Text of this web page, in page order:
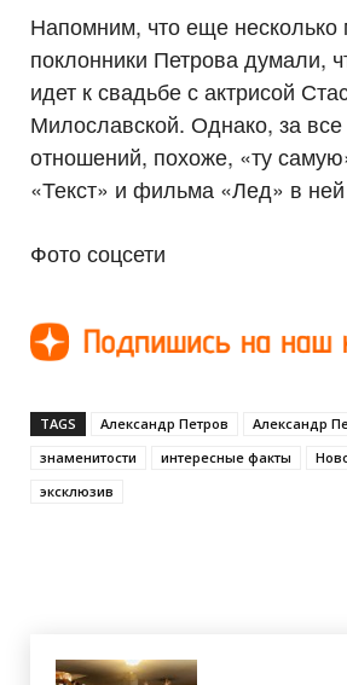
Напомним, что еще несколько
поклонники Петрова думали,
идет к свадьбе с актрисой
Милославской. Однако, за
отношений, похоже, «ту
«Текст» и фильма «Лед» в
Фото соцсети
TAGS Александр Петров
Александр
знаменитости
интересные факты
эксклюзив